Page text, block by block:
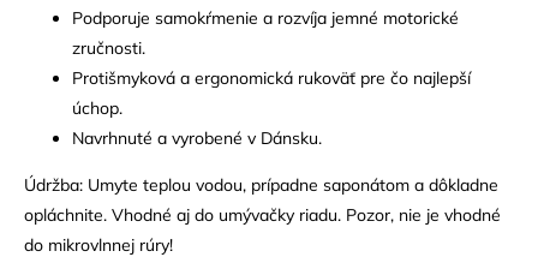
Podporuje samokŕmenie a rozvíja jemné motorické
zručnosti.
Protišmyková a ergonomická rukoväť pre čo najlepší
úchop.
Navrhnuté a vyrobené v Dánsku.
Údržba: Umyte teplou vodou, prípadne saponátom a dôkladne
opláchnite. Vhodné aj do umývačky riadu. Pozor, nie je vhodné
do mikrovlnnej rúry!